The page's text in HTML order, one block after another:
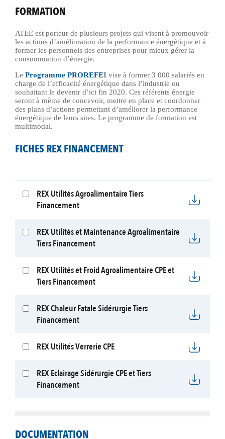
FORMATION
ATEE est porteur de plusieurs projets qui visent à promouvoir
les actions d’amélioration de la performance énergétique et à
former les personnels des entreprises pour mieux gérer la
consommation d’énergie.
Le Programme PROREFEI vise à former 3 000 salariés en
charge de l’efficacité énergétique dans l’industrie ou
souhaitant le devenir d’ici fin 2020. Ces référents énergie
seront à même de concevoir, mettre en place et coordonner
des plans d’actions permettant d’améliorer la performance
énergétique de leurs sites. Le programme de formation est
multimodal.
FICHES REX FINANCEMENT
REX Utilités Agroalimentaire Tiers
Financement
REX Utilités et Maintenance Agroalimentaire
Tiers Financement
REX Utilités et Froid Agroalimentaire CPE et
Tiers Financement
REX Chaleur Fatale Sidérurgie Tiers
Financement
REX Utilités Verrerie CPE
REX Eclairage Sidérurgie CPE et Tiers
Financement
DOCUMENTATION